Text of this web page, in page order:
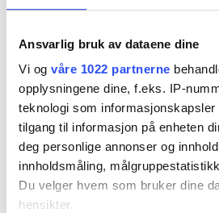
Ansvarlig bruk av dataene dine
Vi og våre 1022 partnerne
opplysningene dine, f.eks. IP-
teknologi som informasjonskapsler
tilgang til informasjon på enheten
deg personlige annonser og
innholdsmåling,
Du velger hvem som bruker dine
hensikter.
Both comments and trackbacks are
Next →